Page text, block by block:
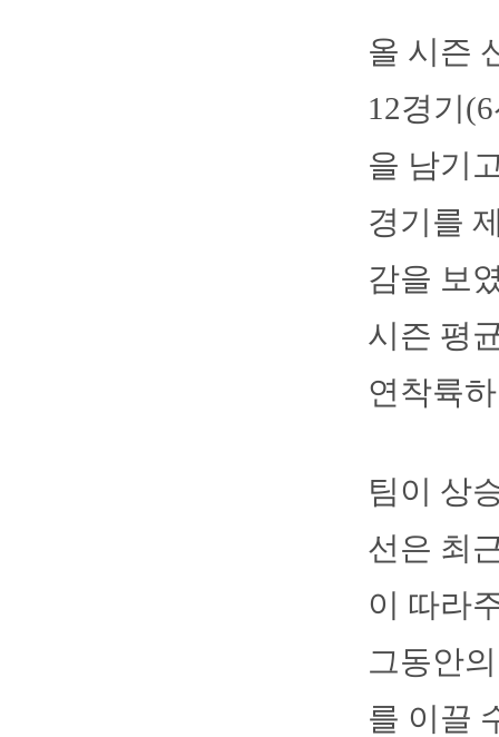
올 시즌
12경기
을 남기
경기를
감을 보
시즌 평
연착륙
팀이 상
선은 최
이 따라
그동안
를 이끌